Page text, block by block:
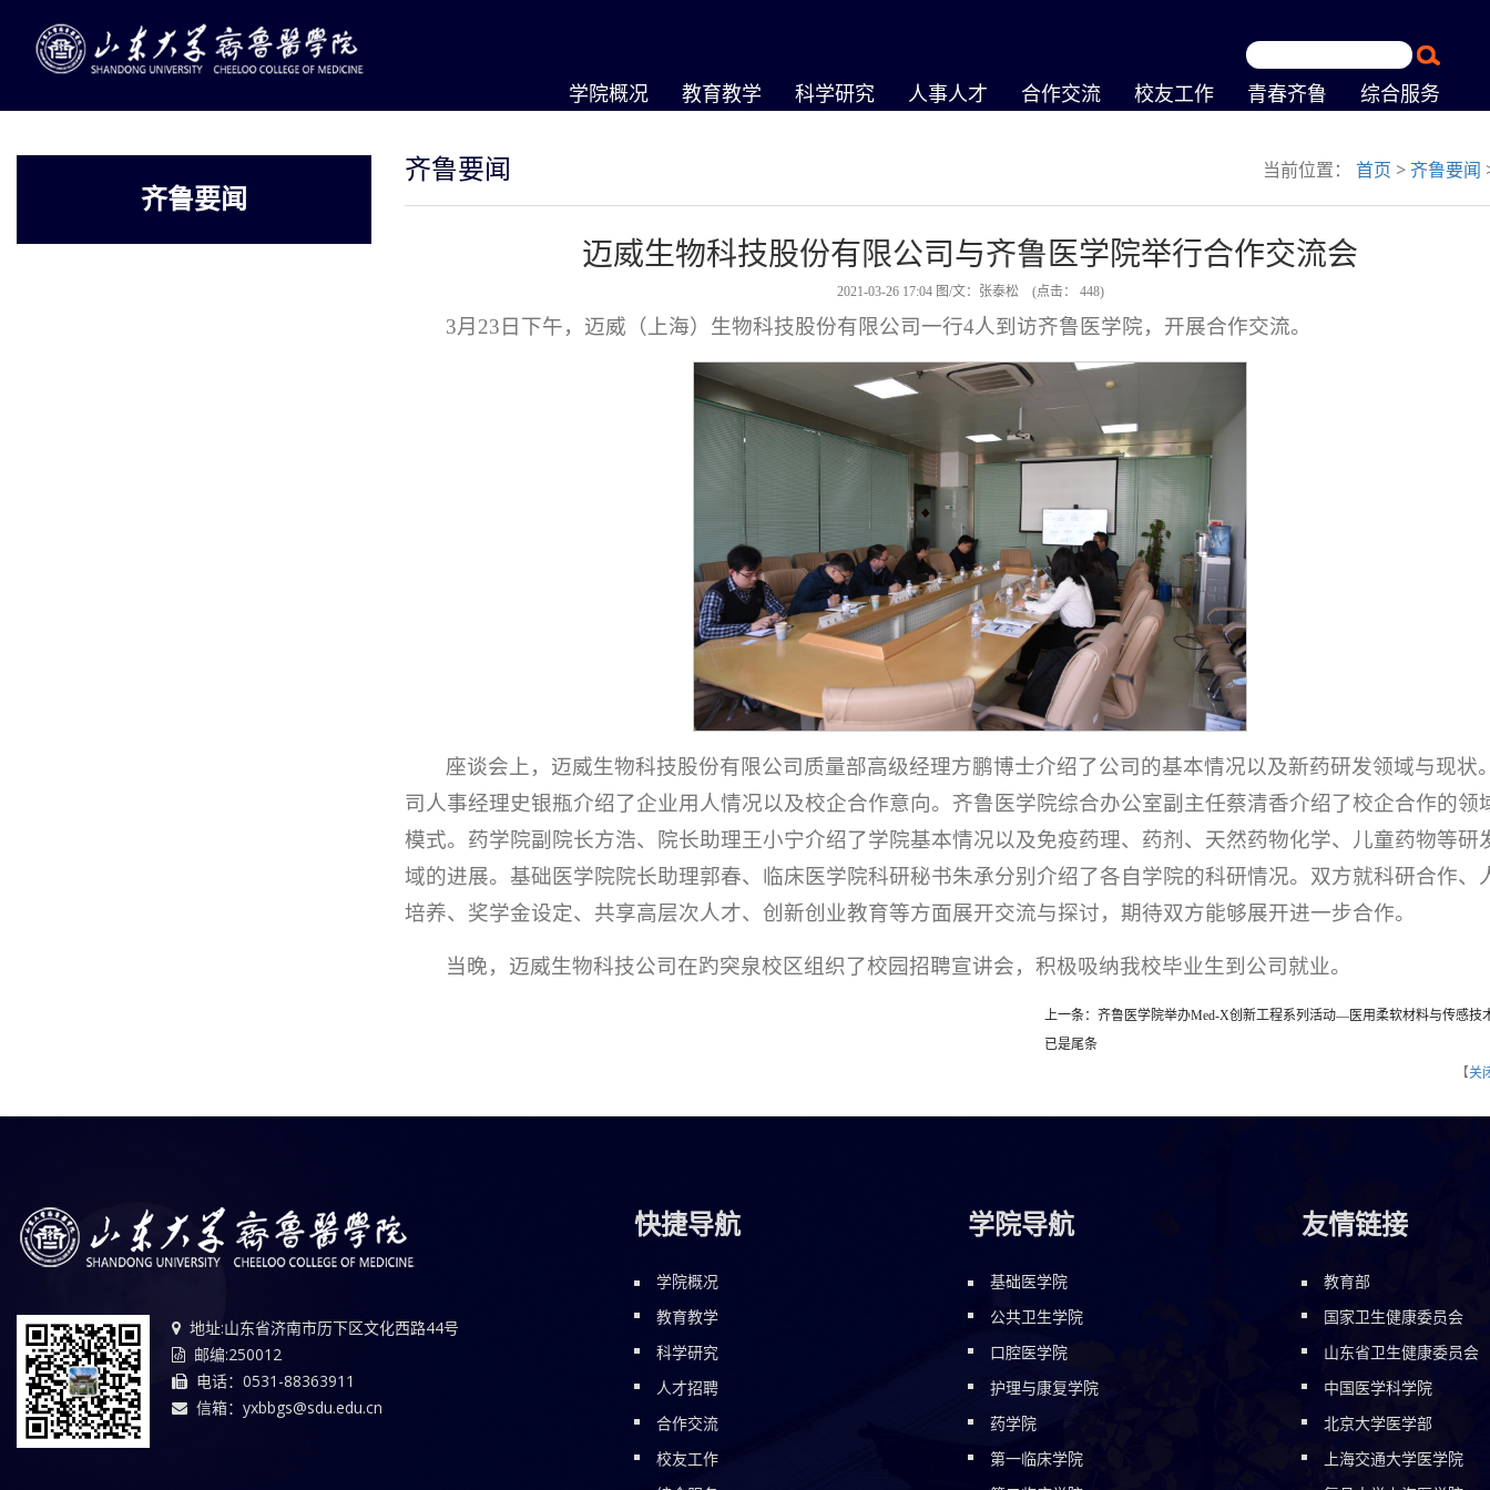
学院概况 教育教学 科学研究 人事人才 合作交流 校友工作 青春齐鲁 综合服务
齐鲁要闻
齐鲁要闻 当前位置： 首页 > 齐鲁要闻
迈威生物科技股份有限公司与齐鲁医学院举行合作交流会
2021-03-26 17:04 图/文：张泰松 (点击： 448)
3月23日下午，迈威（上海）生物科技股份有限公司一行4人到访齐鲁医学院，开展合作交流。
座谈会上，迈威生物科技股份有限公司质量部高级经理方鹏博士介绍了公司的基本情况以及新药研发领域与现状
司人事经理史银瓶介绍了企业用人情况以及校企合作意向。齐鲁医学院综合办公室副主任蔡清香介绍了校企合作的领
模式。药学院副院长方浩、院长助理王小宁介绍了学院基本情况以及免疫药理、药剂、天然药物化学、儿童药物等研
域的进展。基础医学院院长助理郭春、临床医学院科研秘书朱承分别介绍了各自学院的科研情况。双方就科研合作、
培养、奖学金设定、共享高层次人才、创新创业教育等方面展开交流与探讨，期待双方能够展开进一步合作。
当晚，迈威生物科技公司在趵突泉校区组织了校园招聘宣讲会，积极吸纳我校毕业生到公司就业。
上一条：齐鲁医学院举办Med-X创新工程系列活动—医用柔软材料与传感技
已是尾条
【关
地址:山东省济南市历下区文化西路44号
邮编:250012
电话：0531-88363911
信箱：yxbbgs@sdu.edu.cn
快捷导航
学院概况
教育教学
科学研究
人才招聘
合作交流
校友工作
学院导航
基础医学院
公共卫生学院
口腔医学院
护理与康复学院
药学院
第一临床学院
友情链接
教育部
国家卫生健康委员会
山东省卫生健康委员会
中国医学科学院
北京大学医学部
上海交通大学医学院